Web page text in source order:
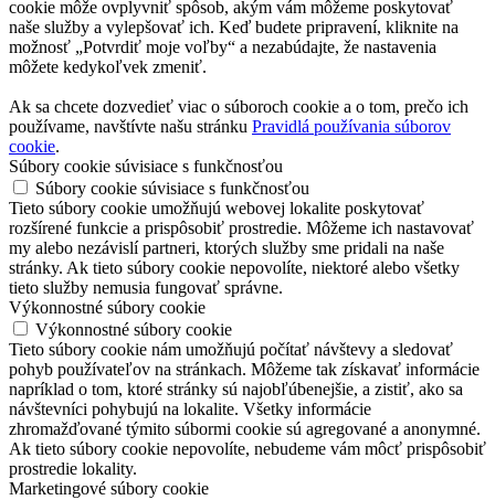
cookie môže ovplyvniť spôsob, akým vám môžeme poskytovať
naše služby a vylepšovať ich. Keď budete pripravení, kliknite na
možnosť „Potvrdiť moje voľby“ a nezabúdajte, že nastavenia
môžete kedykoľvek zmeniť.
Ak sa chcete dozvedieť viac o súboroch cookie a o tom, prečo ich
používame, navštívte našu stránku Pravidlá používania súborov
cookie.
Súbory cookie súvisiace s funkčnosťou
Súbory cookie súvisiace s funkčnosťou
Tieto súbory cookie umožňujú webovej lokalite poskytovať
rozšírené funkcie a prispôsobiť prostredie. Môžeme ich nastavovať
my alebo nezávislí partneri, ktorých služby sme pridali na naše
stránky. Ak tieto súbory cookie nepovolíte, niektoré alebo všetky
tieto služby nemusia fungovať správne.
Výkonnostné súbory cookie
Výkonnostné súbory cookie
Tieto súbory cookie nám umožňujú počítať návštevy a sledovať
pohyb používateľov na stránkach. Môžeme tak získavať informácie
napríklad o tom, ktoré stránky sú najobľúbenejšie, a zistiť, ako sa
návštevníci pohybujú na lokalite. Všetky informácie
zhromažďované týmito súbormi cookie sú agregované a anonymné.
Ak tieto súbory cookie nepovolíte, nebudeme vám môcť prispôsobiť
prostredie lokality.
Marketingové súbory cookie